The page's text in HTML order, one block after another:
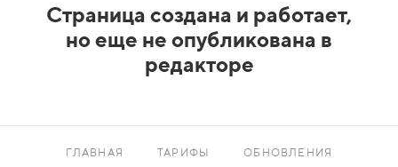
Страница создана и работает,
но еще не опубликована в
редакторе
ГЛАВНАЯ ТАРИФЫ ОБНОВЛЕНИЯ